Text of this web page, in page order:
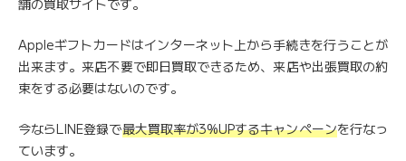
舗の買取サイトです。
Appleギフトカードはインターネット上から手続きを行うことが
出来ます。来店不要で即日買取できるため、来店や出張買取の約
束をする必要はないのです。
今ならLINE登録で最大買取率が3%UPするキャンペーンを行なっ
ています。